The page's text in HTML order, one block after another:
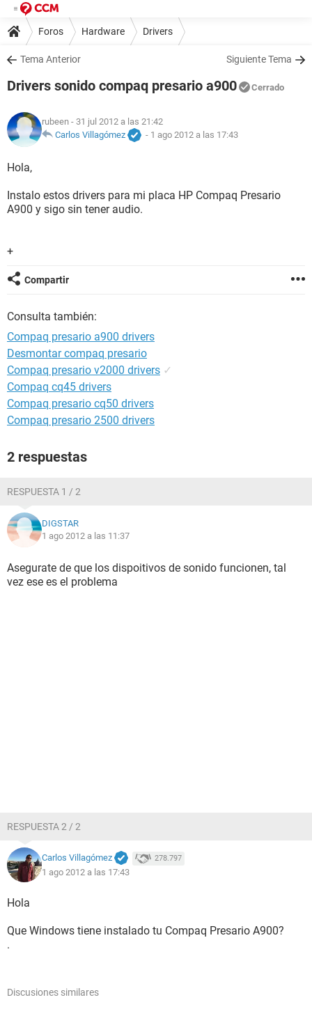
Foros Hardware Drivers
Tema Anterior Siguiente Tema
Drivers sonido compaq presario a900 Cerrado
rubeen - 31 jul 2012 a las 21:42
Carlos Villagómez
- 1 ago 2012 a las 17:43
Hola,
Instalo estos drivers para mi placa HP Compaq Presario
A900 y sigo sin tener audio.
+
Compartir
Consulta también:
Compaq presario a900 drivers
Desmontar compaq presario
Compaq presario v2000 drivers ✓
Compaq cq45 drivers
Compaq presario cq50 drivers
Compaq presario 2500 drivers
2 respuestas
RESPUESTA 1 / 2
DIGSTAR
1 ago 2012 a las 11:37
Asegurate de que los dispoitivos de sonido funcionen, tal
vez ese es el problema
RESPUESTA 2 / 2
Carlos Villagómez 278.797
1 ago 2012 a las 17:43
Hola
Que Windows tiene instalado tu Compaq Presario A900?
.
Discusiones similares